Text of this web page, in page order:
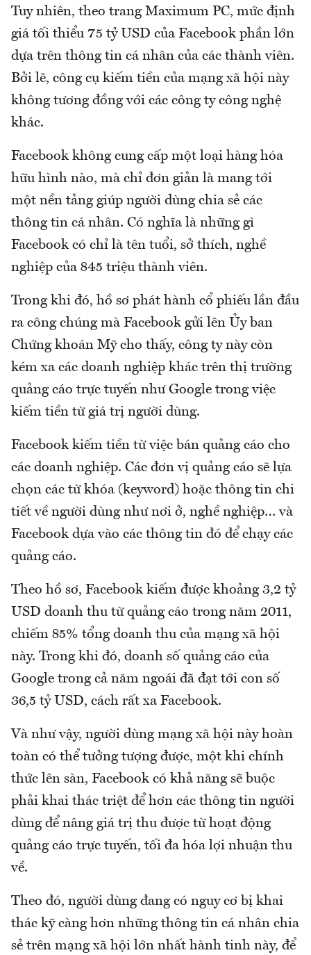
Tuy nhiên, theo trang Maximum PC, mức định
giá tối thiểu 75 tỷ USD của Facebook phần lớn
dựa trên thông tin cá nhân của các thành viên.
Bởi lẽ, công cụ kiếm tiền của mạng xã hội này
không tương đồng với các công ty công nghệ
khác.
Facebook không cung cấp một loại hàng hóa
hữu hình nào, mà chỉ đơn giản là mang tới
một nền tảng giúp người dùng chia sẻ các
thông tin cá nhân. Có nghĩa là những gì
Facebook có chỉ là tên tuổi, sở thích, nghề
nghiệp của 845 triệu thành viên.
Trong khi đó, hồ sơ phát hành cổ phiếu lần đầu
ra công chúng mà Facebook gửi lên Ủy ban
Chứng khoán Mỹ cho thấy, công ty này còn
kém xa các doanh nghiệp khác trên thị trường
quảng cáo trực tuyến như Google trong việc
kiếm tiền từ giá trị người dùng.
Facebook kiếm tiền từ việc bán quảng cáo cho
các doanh nghiệp. Các đơn vị quảng cáo sẽ lựa
chọn các từ khóa (keyword) hoặc thông tin chi
tiết về người dùng như nơi ở, nghề nghiệp… và
Facebook dựa vào các thông tin đó để chạy các
quảng cáo.
Theo hồ sơ, Facebook kiếm được khoảng 3,2 tỷ
USD doanh thu từ quảng cáo trong năm 2011,
chiếm 85% tổng doanh thu của mạng xã hội
này. Trong khi đó, doanh số quảng cáo của
Google trong cả năm ngoái đã đạt tới con số
36,5 tỷ USD, cách rất xa Facebook.
Và như vậy, người dùng mạng xã hội này hoàn
toàn có thể tưởng tượng được, một khi chính
thức lên sàn, Facebook có khả năng sẽ buộc
phải khai thác triệt để hơn các thông tin người
dùng để nâng giá trị thu được từ hoạt động
quảng cáo trực tuyến, tối đa hóa lợi nhuận thu
về.
Theo đó, người dùng đang có nguy cơ bị khai
thác kỹ càng hơn những thông tin cá nhân chia
sẻ trên mạng xã hội lớn nhất hành tinh này, để